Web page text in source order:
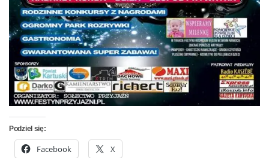
Podziel się:
Facebook X